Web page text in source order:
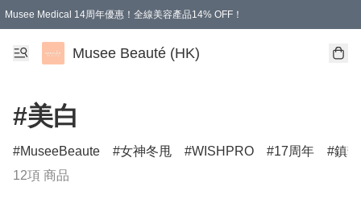
Musee Medical 14周年優惠！全線美容產品14% OFF！
凡購物滿HKD 500.00即享運費減免優惠
Musee Beauté (HK)
#美白
MuseeBeaute 女神冬甩 WISHPRO 17周年
鎮
12項 商品